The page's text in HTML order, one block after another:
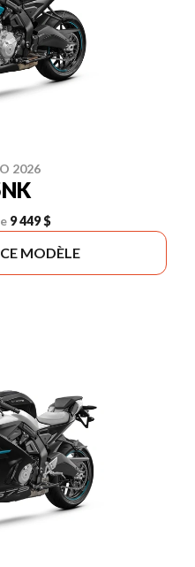
2026
9 449 $
MODÈLE